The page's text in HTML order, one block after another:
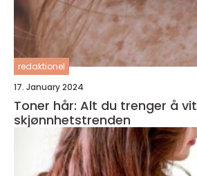
redaktionel
17. January 2024
Toner hår: Alt du trenger å
skjønnhetstrenden